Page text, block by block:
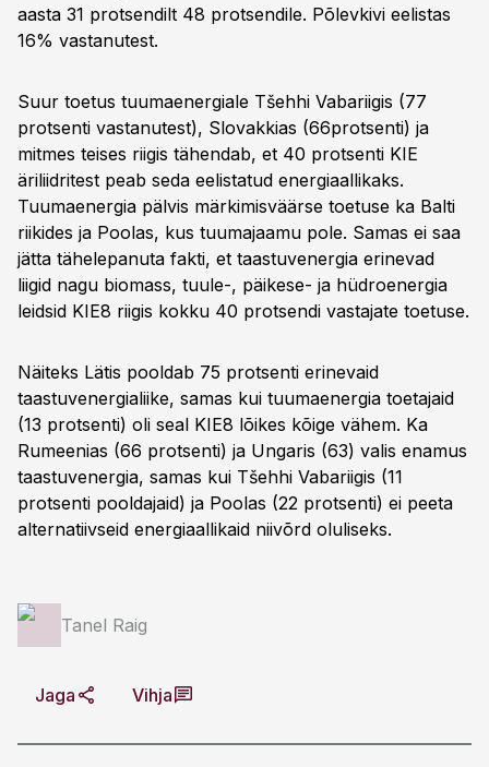
aasta 31 protsendilt 48 protsendile. Põlevkivi eelistas
16% vastanutest.
Suur toetus tuumaenergiale Tšehhi Vabariigis (77
protsenti vastanutest), Slovakkias (66protsenti) ja
mitmes teises riigis tähendab, et 40 protsenti KIE
äriliidritest peab seda eelistatud energiaallikaks.
Tuumaenergia pälvis märkimisväärse toetuse ka Balti
riikides ja Poolas, kus tuumajaamu pole. Samas ei saa
jätta tähelepanuta fakti, et taastuvenergia erinevad
liigid nagu biomass, tuule-, päikese- ja hüdroenergia
leidsid KIE8 riigis kokku 40 protsendi vastajate toetuse.
Näiteks Lätis pooldab 75 protsenti erinevaid
taastuvenergialiike, samas kui tuumaenergia toetajaid
(13 protsenti) oli seal KIE8 lõikes kõige vähem. Ka
Rumeenias (66 protsenti) ja Ungaris (63) valis enamus
taastuvenergia, samas kui Tšehhi Vabariigis (11
protsenti pooldajaid) ja Poolas (22 protsenti) ei peeta
alternatiivseid energiaallikaid niivõrd oluliseks.
Tanel Raig
Jaga Vihja